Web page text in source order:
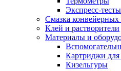
Экспресс-тесты
Cмазка конвейерных
Клей и растворители
Материалы и
Картриджи для
Кизельгуры